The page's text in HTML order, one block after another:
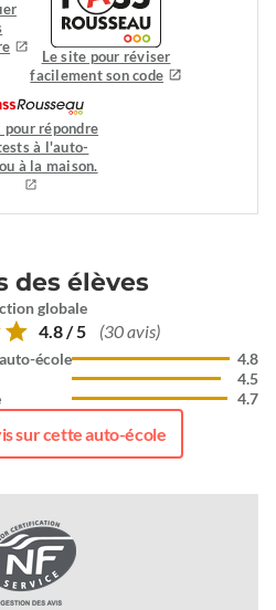
Le site pour réviser
facilement son code
pour répondre
à l'auto-
à la maison.
des élèves
globale
4.8 / 5 (30 avis)
école
4.8
4.5
4.7
sur cette auto-école